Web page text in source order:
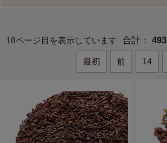
18ページ目を表示しています 合計： 493
最初 前 14